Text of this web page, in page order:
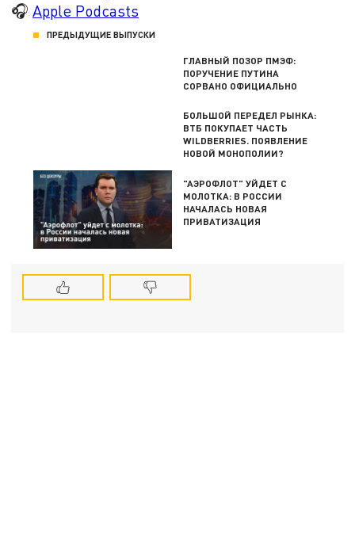
🎧 Apple Podcasts
ПРЕДЫДУЩИЕ ВЫПУСКИ
ГЛАВНЫЙ ПОЗОР ПМЭФ:
ПОРУЧЕНИЕ ПУТИНА
СОРВАНО ОФИЦИАЛЬНО
БОЛЬШОЙ ПЕРЕДЕЛ РЫНКА:
ВТБ ПОКУПАЕТ ЧАСТЬ
WILDBERRIES. ПОЯВЛЕНИЕ
НОВОЙ МОНОПОЛИИ?
"АЭРОФЛОТ" УЙДЕТ С
МОЛОТКА: В РОССИИ
НАЧАЛАСЬ НОВАЯ
ПРИВАТИЗАЦИЯ